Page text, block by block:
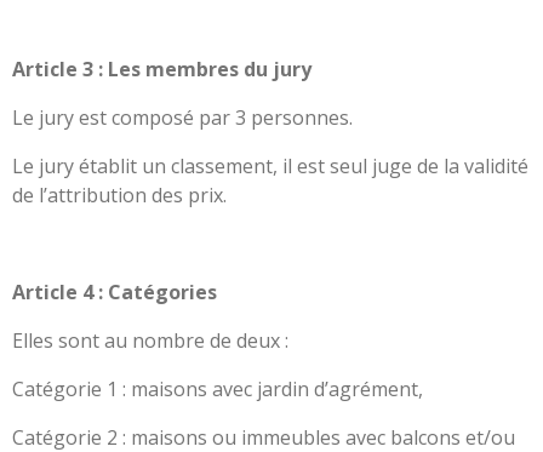
Article 3 : Les membres du jury
Le jury est composé par 3 personnes.
Le jury établit un classement, il est seul juge de la validité
de l’attribution des prix.
Article 4 : Catégories
Elles sont au nombre de deux :
Catégorie 1 : maisons avec jardin d’agrément,
Catégorie 2 : maisons ou immeubles avec balcons et/ou